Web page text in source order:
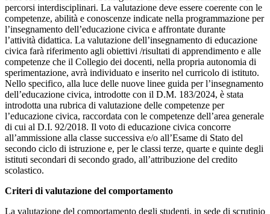
percorsi interdisciplinari. La valutazione deve essere coerente con le
competenze, abilità e conoscenze indicate nella programmazione per
l’insegnamento dell’educazione civica e affrontate durante
l’attività didattica. La valutazione dell’insegnamento di educazione
civica farà riferimento agli obiettivi /risultati di apprendimento e alle
competenze che il Collegio dei docenti, nella propria autonomia di
sperimentazione, avrà individuato e inserito nel curricolo di istituto.
Nello specifico, alla luce delle nuove linee guida per l’insegnamento
dell’educazione civica, introdotte con il D.M. 183/2024, è stata
introdotta una rubrica di valutazione delle competenze per
l’educazione civica, raccordata con le competenze dell’area generale
di cui al D.I. 92/2018. Il voto di educazione civica concorre
all’ammissione alla classe successiva e/o all’Esame di Stato del
secondo ciclo di istruzione e, per le classi terze, quarte e quinte degli
istituti secondari di secondo grado, all’attribuzione del credito
scolastico.
Criteri di valutazione del comportamento
La valutazione del comportamento degli studenti, in sede di scrutinio